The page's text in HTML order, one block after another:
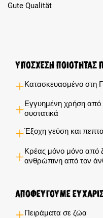
Gute Qualität
Υποσχέση ποιότητας
Κατασκευασμένο στη
Εγγυημένη χρήση από
συστατικά
Έξοχη γεύση και
Κρέας μόνο μόνο από
ανθρώπινη από τον
Αποφεύγουμε
Πειράματα σε ζώα